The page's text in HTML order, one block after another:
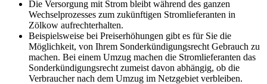
Die Versorgung mit Strom bleibt während des ganzen
Wechselprozesses zum zukünftigen Stromlieferanten in
Zölkow aufrechterhalten.
Beispielsweise bei Preiserhöhungen gibt es für Sie die
Möglichkeit, von Ihrem Sonderkündigungsrecht Gebrauch zu
machen. Bei einem Umzug machen die Stromlieferanten das
Sonderkündigungsrecht zumeist davon abhängig, ob die
Verbraucher nach dem Umzug im Netzgebiet verbleiben.